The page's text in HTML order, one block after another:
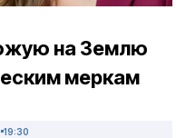
на Землю
меркам
19:30